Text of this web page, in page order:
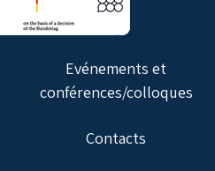
Evénements et
conférences/colloques
Contacts